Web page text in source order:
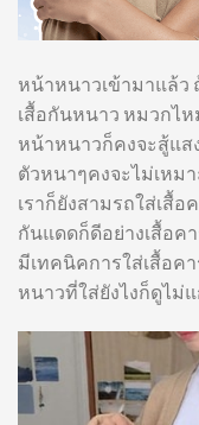
หน้าหนาวเข้ามาแล้ว
เสื้อกันหนาว หมวกไ
หน้าหนาวก็คงจะสู้แส
ตัวหนาๆคงจะไม่เหม
เราก็ยังสามรถใส่เสื้
กันแดดก็ดีอย่างเสื้อค
มีเทคนิคการใส่เสื้อค
หนาวที่ใส่ยังไงก็ดูไม่